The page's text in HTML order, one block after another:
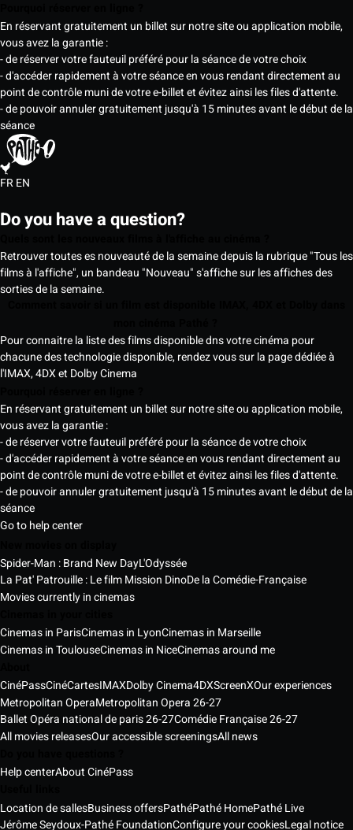
En réservant gratuitement un billet sur notre site ou application mobile,
vous avez la garantie :
- de réserver votre fauteuil préféré pour la séance de votre choix
- d'accéder rapidement à votre séance en vous rendant directement au
point de contrôle muni de votre e-billet et évitez ainsi les files d'attente.
- de pouvoir annuler gratuitement jusqu'à 15 minutes avant le début de la
séance
FREN
Do you have a question?
Retrouver toutes es nouveauté de la semaine depuis la rubrique "Tous les
films à l'affiche", un bandeau "Nouveau" s'affiche sur les affiches des
sorties de la semaine.
Pour connaitre la liste des films disponible dns votre cinéma pour
chacune des technologie disponible, rendez vous sur la page dédiée à
l'IMAX, 4DX et Dolby Cinema
En réservant gratuitement un billet sur notre site ou application mobile,
vous avez la garantie :
- de réserver votre fauteuil préféré pour la séance de votre choix
- d'accéder rapidement à votre séance en vous rendant directement au
point de contrôle muni de votre e-billet et évitez ainsi les files d'attente.
- de pouvoir annuler gratuitement jusqu'à 15 minutes avant le début de la
séance
Go to help center
Spider-Man : Brand New DayL'Odyssée
La Pat' Patrouille : Le film Mission DinoDe la Comédie-Française
Movies currently in cinemas
Cinemas in ParisCinemas in LyonCinemas in Marseille
Cinemas in ToulouseCinemas in NiceCinemas around me
CinéPassCinéCartesIMAXDolby Cinema4DXScreenXOur experiences
Metropolitan OperaMetropolitan Opera 26-27
Ballet Opéra national de paris 26-27Comédie Française 26-27
All movies releasesOur accessible screeningsAll news
Help centerAbout CinéPass
Location de sallesBusiness offersPathéPathé HomePathé Live
Jérôme Seydoux-Pathé FoundationConfigure your cookiesLegal notice